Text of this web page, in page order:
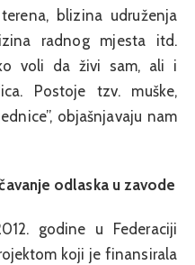
blizina udruženja
radnog mjesta itd.
voli da živi sam, ali i
Postoje tzv. muške,
objašnjavaju nam
odlaska u zavode
godine u Federaciji
koji je finansirala